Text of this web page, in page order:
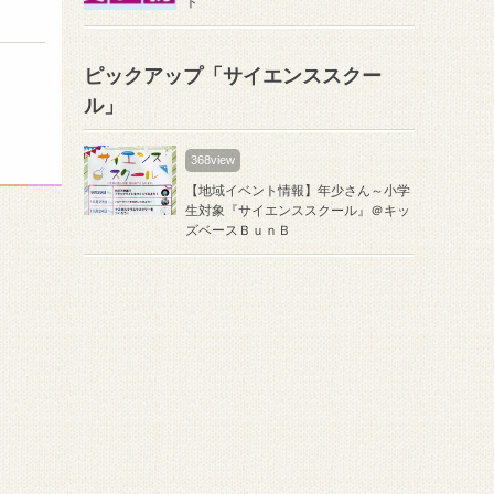
ピックアップ「サイエンススクー
ル」
368view
【地域イベント情報】年少さん～小学
生対象『サイエンススクール』＠キッ
ズベースＢｕｎＢ